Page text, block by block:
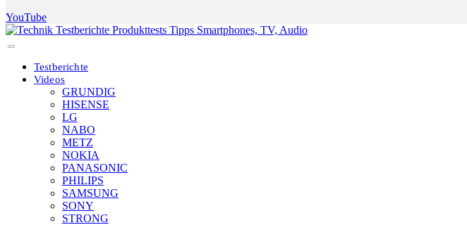
YouTube
Testberichte
Videos
GRUNDIG
HISENSE
LG
NABO
METZ
NOKIA
PANASONIC
PHILIPS
SAMSUNG
SONY
STRONG